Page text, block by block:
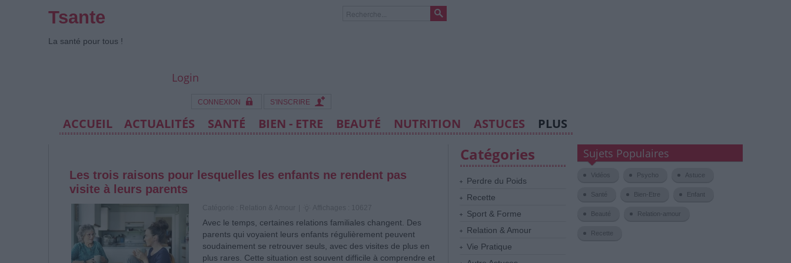
Tsante
La santé pour tous !
Login
CONNEXION S'INSCRIRE
ACCUEIL ACTUALITÉS SANTÉ BIEN - ETRE BEAUTÉ NUTRITION ASTUCES PLUS
Les trois raisons pour lesquelles les enfants ne rendent pas
visite à leurs parents
Avec le temps, certaines relations familiales changent. Des
parents qui voyaient leurs enfants régulièrement peuvent
soudainement se retrouver seuls, avec des visites de plus en
plus rares. Cette situation est souvent difficile à comprendre et
Catégories
Perdre du Poids
Recette
Sport & Forme
Relation & Amour
Vie Pratique
Sujets Populaires
Vidéos Psycho Astuce
Santé Bien-Etre Enfant
Beauté Relation-amour
Recette